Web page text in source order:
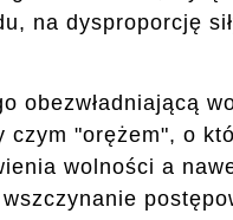
na dysproporcję
obezwładniającą
"orężem", o
wolności a